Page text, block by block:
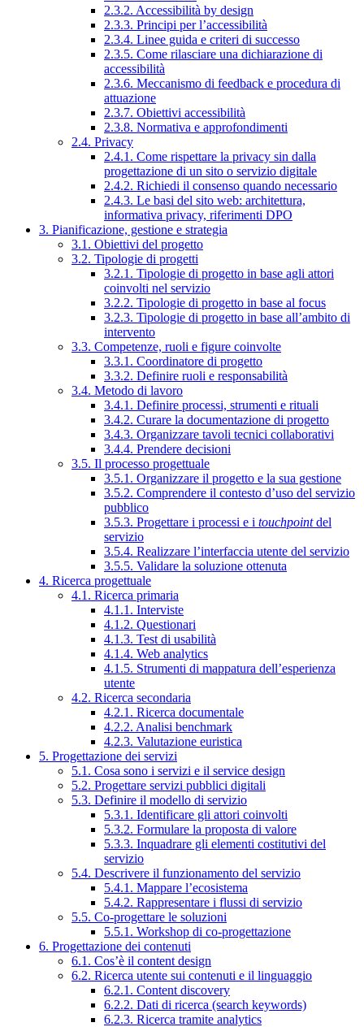
2.3.2. Accessibilità by design
2.3.3. Principi per l’accessibilità
2.3.4. Linee guida e criteri di successo
2.3.5. Come rilasciare una dichiarazione di
accessibilità
2.3.6. Meccanismo di feedback e procedura di
attuazione
2.3.7. Obiettivi accessibilità
2.3.8. Normativa e approfondimenti
2.4. Privacy
2.4.1. Come rispettare la privacy sin dalla
progettazione di un sito o servizio digitale
2.4.2. Richiedi il consenso quando necessario
2.4.3. Le basi del sito web: architettura,
informativa privacy, riferimenti DPO
3. Pianificazione, gestione e strategia
3.1. Obiettivi del progetto
3.2. Tipologie di progetti
3.2.1. Tipologie di progetto in base agli attori
coinvolti nel servizio
3.2.2. Tipologie di progetto in base al focus
3.2.3. Tipologie di progetto in base all’ambito di
intervento
3.3. Competenze, ruoli e figure coinvolte
3.3.1. Coordinatore di progetto
3.3.2. Definire ruoli e responsabilità
3.4. Metodo di lavoro
3.4.1. Definire processi, strumenti e rituali
3.4.2. Curare la documentazione di progetto
3.4.3. Organizzare tavoli tecnici collaborativi
3.4.4. Prendere decisioni
3.5. Il processo progettuale
3.5.1. Organizzare il progetto e la sua gestione
3.5.2. Comprendere il contesto d’uso del servizio
pubblico
3.5.3. Progettare i processi e i touchpointdel
servizio
3.5.4. Realizzare l’interfaccia utente del servizio
3.5.5. Validare la soluzione ottenuta
4. Ricerca progettuale
4.1. Ricerca primaria
4.1.1. Interviste
4.1.2. Questionari
4.1.3. Test di usabilità
4.1.4. Web analytics
4.1.5. Strumenti di mappatura dell’esperienza
utente
4.2. Ricerca secondaria
4.2.1. Ricerca documentale
4.2.2. Analisi benchmark
4.2.3. Valutazione euristica
5. Progettazione dei servizi
5.1. Cosa sono i servizi e il service design
5.2. Progettare servizi pubblici digitali
5.3. Definire il modello di servizio
5.3.1. Identificare gli attori coinvolti
5.3.2. Formulare la proposta di valore
5.3.3. Inquadrare gli elementi costitutivi del
servizio
5.4. Descrivere il funzionamento del servizio
5.4.1. Mappare l’ecosistema
5.4.2. Rappresentare i flussi di servizio
5.5. Co-progettare le soluzioni
5.5.1. Workshop di co-progettazione
6. Progettazione dei contenuti
6.1. Cos’è il content design
6.2. Ricerca utente sui contenuti e il linguaggio
6.2.1. Content discovery
6.2.2. Dati di ricerca (search keywords)
6.2.3. Ricerca tramite analytics